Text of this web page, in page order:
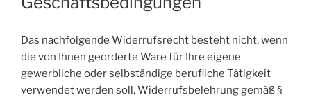
Das nachfolgende Widerrufsrecht besteht nicht, wenn
die von Ihnen georderte Ware für Ihre eigene
gewerbliche oder selbständige berufliche Tätigkeit
verwendet werden soll. Widerrufsbelehrung gemäß §